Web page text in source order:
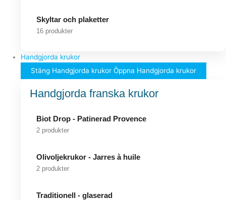
Skyltar och plaketter
16 produkter
Handgjorda krukor
Stäng Handgjorda krukor Öppna Handgjorda krukor
Handgjorda franska krukor
Biot Drop - Patinerad Provence
2 produkter
Olivoljekrukor - Jarres à huile
2 produkter
Traditionell - glaserad